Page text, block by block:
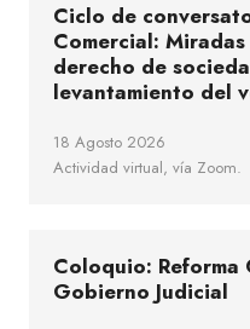
Ciclo de
Comercial:
derecho de
levantamiento del
18 Agosto 2026
Actividad virtual, vía Zoom.
Coloquio:
Gobierno Judicial